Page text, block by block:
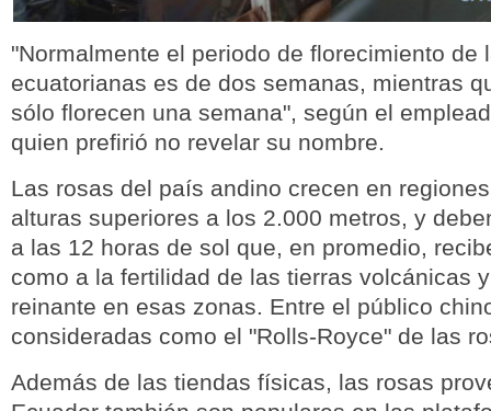
"Normalmente el periodo de florecimiento de
ecuatorianas es de dos semanas, mientras
sólo florecen una semana", según el
quien prefirió no revelar su nombre.
Las rosas del país andino crecen en
alturas superiores a los 2.000 metros, y
a las 12 horas de sol que, en promedio,
como a la fertilidad de las tierras volcánicas
reinante en esas zonas. Entre el público
consideradas como el "Rolls-Royce" de las
Además de las tiendas físicas, las rosas